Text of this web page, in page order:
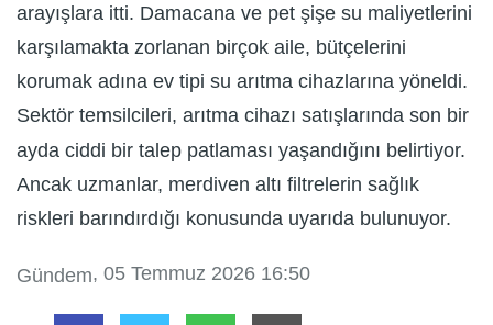
arayışlara itti. Damacana ve pet şişe su maliyetlerini
karşılamakta zorlanan birçok aile, bütçelerini
korumak adına ev tipi su arıtma cihazlarına yöneldi.
Sektör temsilcileri, arıtma cihazı satışlarında son bir
ayda ciddi bir talep patlaması yaşandığını belirtiyor.
Ancak uzmanlar, merdiven altı filtrelerin sağlık
riskleri barındırdığı konusunda uyarıda bulunuyor.
Gündem, 05 Temmuz 2026 16:50